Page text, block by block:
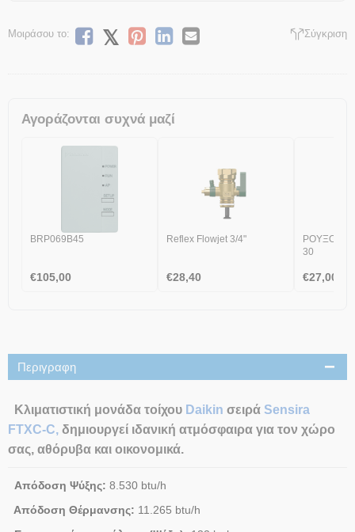
Μοιράσου το: Σύγκριση
Αγοράζονται συχνά μαζί
BRP069Β45
€105,00
Reflex Flowjet 3/4"
€28,40
ΡΟΥΞΟΥΝΙ
30
€27,00
Περιγραφη
Κλιματιστική μονάδα τοίχου Daikin σειρά Sensira
FTXC-C, δημιουργεί ιδανική ατμόσφαιρα για τον χώρο
σας, αθόρυβα και οικονομικά.
Απόδοση Ψύξης: 8.530 btu/h
Απόδοση Θέρμανσης: 11.265 btu/h